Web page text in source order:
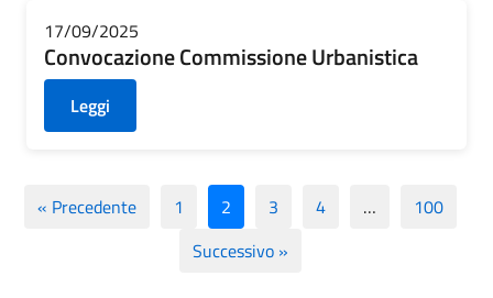
17/09/2025
Convocazione Commissione Urbanistica
Leggi
« Precedente 1 2 3 4 …
100
Successivo »